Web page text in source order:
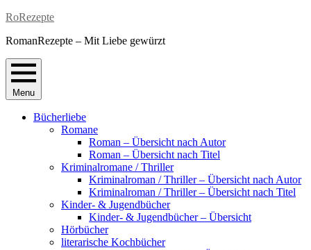
Skip
content
RoRezepte
RomanRezepte – Mit Liebe gewürzt
Menu
Bücherliebe
Romane
Roman – Übersicht nach Autor
Roman – Übersicht nach Titel
Kriminalromane / Thriller
Kriminalroman / Thriller – Übersicht nach Autor
Kriminalroman / Thriller – Übersicht nach Titel
Kinder- & Jugendbücher
Kinder- & Jugendbücher – Übersicht
Hörbücher
literarische Kochbücher